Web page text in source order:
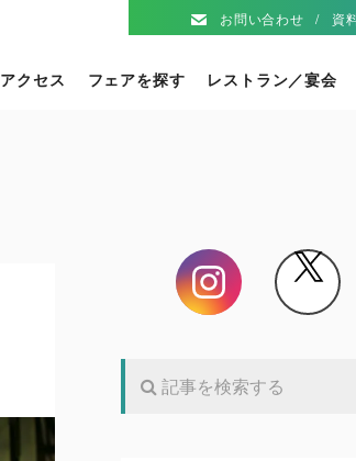
お問い合わせ 資
アクセス フェアを探す レストラン／宴会